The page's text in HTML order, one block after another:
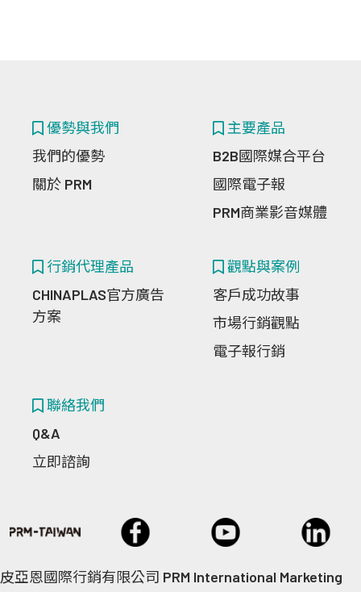
優勢與我們
我們的優勢
關於 PRM
主要產品
B2B國際媒合平台
國際電子報
PRM商業影音媒體
行銷代理產品
CHINAPLAS官方廣告
方案
觀點與案例
客戶成功故事
市場行銷觀點
電子報行銷
聯絡我們
Q&A
立即諮詢
皮亞恩國際行銷有限公司 PRM International Marketing